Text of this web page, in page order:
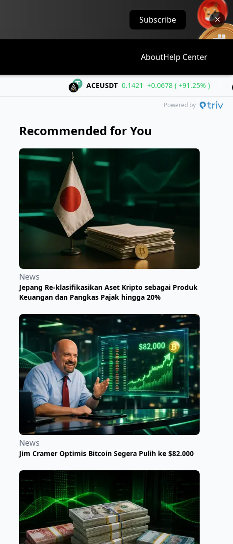
Subscribe
AboutHelp Center
ACEUSDT 0.1421 +0.0678 ( +91.25% )
Powered by
Recommended for You
News
Jepang Re-klasifikasikan Aset Kripto sebagai Produk
Keuangan dan Pangkas Pajak hingga 20%
News
Jim Cramer Optimis Bitcoin Segera Pulih ke $82.000